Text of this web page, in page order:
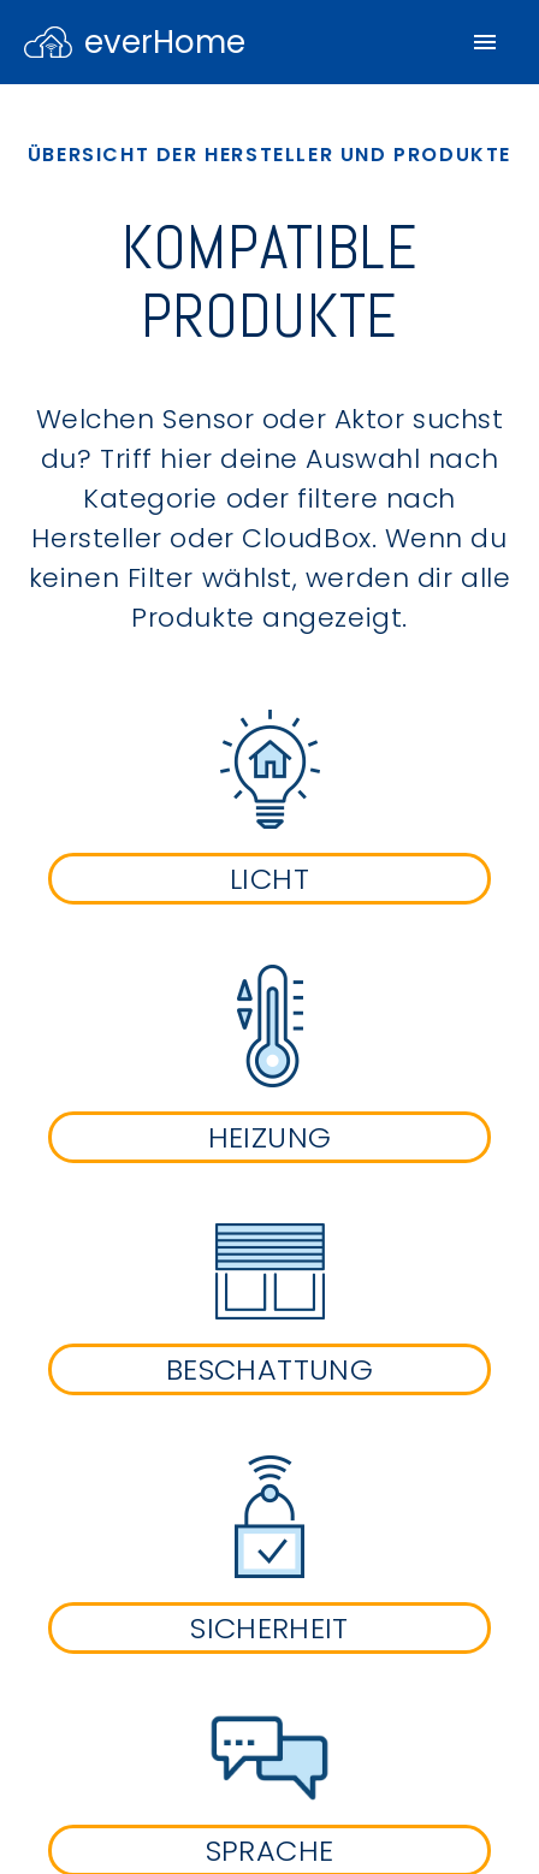
everHome
ÜBERSICHT DER HERSTELLER UND PRODUKTE
KOMPATIBLE
PRODUKTE
Welchen Sensor oder Aktor suchst
du? Triff hier deine Auswahl nach
Kategorie oder filtere nach
Hersteller oder CloudBox. Wenn du
keinen Filter wählst, werden dir alle
Produkte angezeigt.
LICHT
HEIZUNG
BESCHATTUNG
SICHERHEIT
SPRACHE